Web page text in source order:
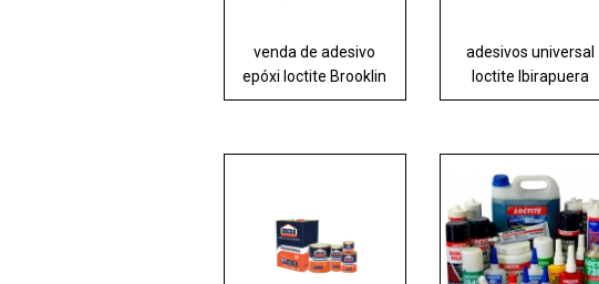
venda de adesivo
epóxi loctite Brooklin
adesivos universal
loctite Ibirapuera